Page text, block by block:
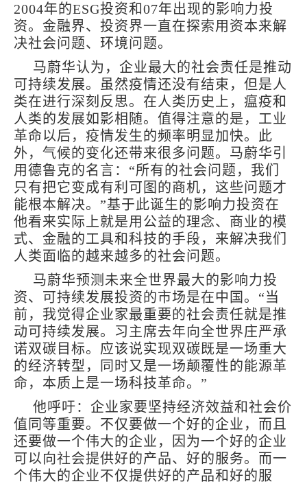
2004年的ESG投资和07年出现的影响力投
资。金融界、投资界一直在探索用资本来解
决社会问题、环境问题。
马蔚华认为，企业最大的社会责任是推动
可持续发展。虽然疫情还没有结束，但是人
类在进行深刻反思。在人类历史上，瘟疫和
人类的发展如影相随。值得注意的是，工业
革命以后，疫情发生的频率明显加快。此
外，气候的变化还带来很多问题。马蔚华引
用德鲁克的名言：“所有的社会问题，我们
只有把它变成有利可图的商机，这些问题才
能根本解决。”基于此诞生的影响力投资在
他看来实际上就是用公益的理念、商业的模
式、金融的工具和科技的手段，来解决我们
人类面临的越来越多的社会问题。
马蔚华预测未来全世界最大的影响力投
资、可持续发展投资的市场是在中国。“当
前，我觉得企业家最重要的社会责任就是推
动可持续发展。习主席去年向全世界庄严承
诺双碳目标。应该说实现双碳既是一场重大
的经济转型，同时又是一场颠覆性的能源革
命，本质上是一场科技革命。”
他呼吁：企业家要坚持经济效益和社会价
值同等重要。不仅要做一个好的企业，而且
还要做一个伟大的企业，因为一个好的企业
可以向社会提供好的产品、好的服务。而一
个伟大的企业不仅提供好的产品和好的服